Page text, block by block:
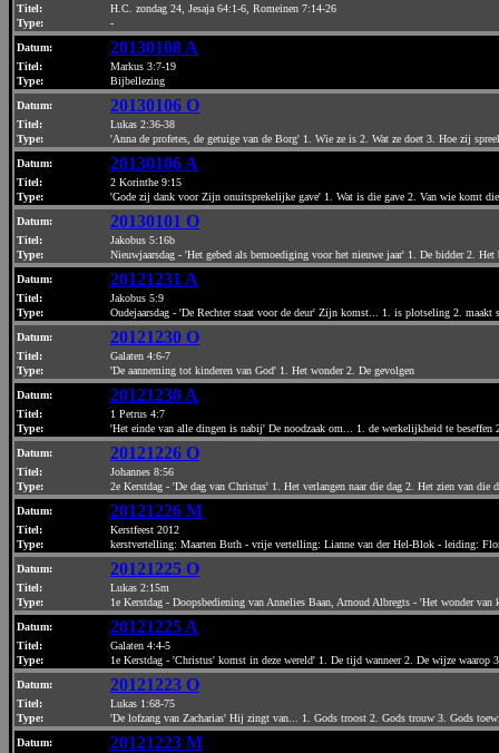
Titel:
H.C. zondag 24, Jesaja 64:1-6, Romeinen 7:14-26
Type:
-
Datum: 20130108 A
Titel:
Markus 3:7-19
Type:
Bijbellezing
Datum: 20130106 O
Titel:
Lukas 2:36-38
Type:
'Anna de profetes, de getuige van de Borg' 1. Wie ze is 2. Wat ze doet 3. Hoe zij
Datum: 20130106 A
Titel:
2 Korinthe 9:15
Type:
'Gode zij dank voor Zijn onuitsprekelijke gave' 1. Wat is die gave 2. Van wie komt
Datum: 20130101 O
Titel:
Jakobus 5:16b
Type:
Nieuwjaarsdag - 'Het gebed als bemoediging voor het nieuwe jaar' 1. De bidder 2. Het
Datum: 20121231 A
Titel:
Jakobus 5:9
Type:
Oudejaarsdag - 'De Rechter staat voor de deur' Zijn komst... 1. is plotseling 2. maakt
Datum: 20121230 O
Titel:
Galaten 4:6-7
Type:
'De aanneming tot kinderen van God' 1. Het wonder 2. De gevolgen
Datum: 20121230 A
Titel:
1 Petrus 4:7
Type:
'Het einde van alle dingen is nabij' De noodzaak om... 1. de werkelijkheid te beseffen
Datum: 20121226 O
Titel:
Johannes 8:56
Type:
2e Kerstdag - 'De dag van Christus' 1. Het verlangen naar die dag 2. Het zien van die
Datum: 20121226 M
Titel:
Kerstfeest 2012
Type:
kerstvertelling: Maarten Buth - vrije vertelling: Lianne van der Hel-Blok - leiding:
Datum: 20121225 O
Titel:
Lukas 2:15m
Type:
1e Kerstdag - Doopsbediening van Annelies Baan, Arnoud Albregts - 'Het wonder
Datum: 20121225 A
Titel:
Galaten 4:4-5
Type:
1e Kerstdag - 'Christus' komst in deze wereld' 1. De tijd wanneer 2. De wijze waarop
Datum: 20121223 O
Titel:
Lukas 1:68-75
Type:
'De lofzang van Zacharias' Hij zingt van... 1. Gods troost 2. Gods trouw 3. Gods
Datum: 20121223 M